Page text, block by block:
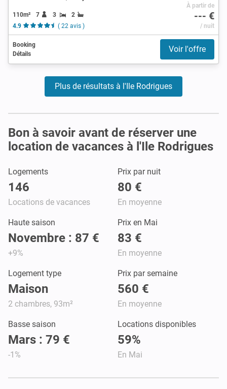
110m² 7 3
2
4.9
( 22 avis )
À partir de
--- €
/ nuit
Booking
Détails
Voir l'offre
Plus de résultats à l'Ile Rodrigues
Bon à savoir avant de réserver une
location de vacances à l'Ile Rodrigues
Logements
146
Locations de vacances
Prix par nuit
80 €
En moyenne
Haute saison
Novembre : 87 €
+9%
Prix en Mai
83 €
En moyenne
Logement type
Maison
2 chambres, 93m²
Prix par semaine
560 €
En moyenne
Basse saison
Mars : 79 €
-1%
Locations disponibles
59%
En Mai